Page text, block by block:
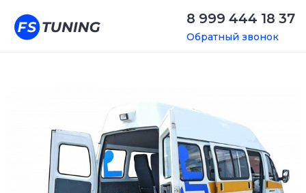
8 999 444 18 37
Обратный звонок